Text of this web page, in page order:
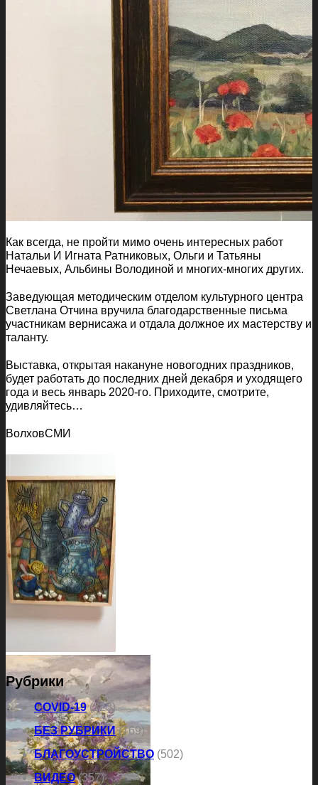
Как всегда, не пройти мимо очень интересных работ
Натальи И Игната Ратниковых, Ольги и Татьяны
Нечаевых, Альбины Володиной и многих-многих других.
Заведующая методическим отделом культурного центра
Светлана Отчина вручила благодарственные письма
участникам вернисажа и отдала должное их мастерству и
таланту.
Выставка, открытая накануне новогодних праздников,
будет работать до последних дней декабря и уходящего
года и весь январь 2020-го. Приходите, смотрите,
удивляйтесь…
ВолховСМИ
Рубрики
COVID-19(323)
БЕЗ РУБРИКИ(769)
БЛАГОУСТРОЙСТВО (502)
ВИДЕО(357)